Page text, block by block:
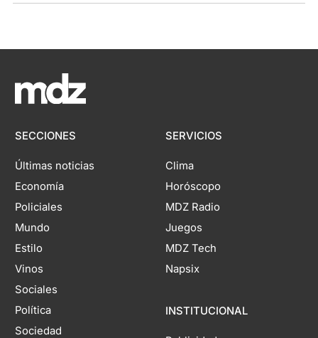
SECCIONES
Últimas noticias
Economía
Policiales
Mundo
Estilo
Vinos
Sociales
Política
Sociedad
SERVICIOS
Clima
Horóscopo
MDZ Radio
Juegos
MDZ Tech
Napsix
INSTITUCIONAL